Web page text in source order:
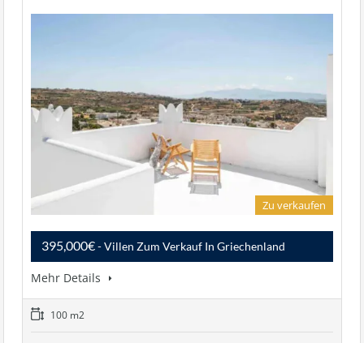
Zu verkaufen
395,000€- Villen Zum Verkauf In Griechenland
Mehr Details
100 m2